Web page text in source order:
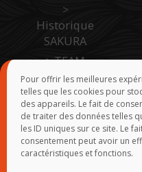
Pour offrir les meilleures
telles que les cookies pour
des appareils. Le fait de
de traiter des données telles
les ID uniques sur ce site. Le
consentement peut avoir un
caractéristiques et fonctions.
>
Historique
SAKURA
>TEAM
SAKURA
>Accès
Pro Site B
to B
>Force de
vente